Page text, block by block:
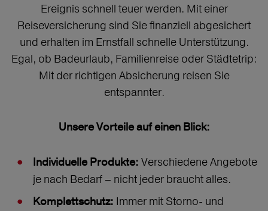
Ereignis schnell teuer werden. Mit einer
Reiseversicherung sind Sie finanziell abgesichert
und erhalten im Ernstfall schnelle Unterstützung.
Egal, ob Badeurlaub, Familienreise oder Städtetrip:
Mit der richtigen Absicherung reisen Sie
entspannter.
Unsere Vorteile auf einen Blick:
Individuelle Produkte: Verschiedene Angebote
je nach Bedarf – nicht jeder braucht alles.
Komplettschutz: Immer mit Storno‑ und